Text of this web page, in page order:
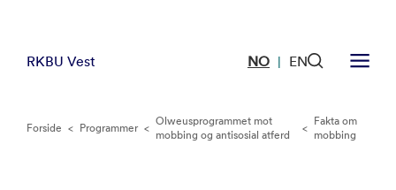
RKBU Vest NO | EN
Forside < Programmer < Olweusprogrammet mot
mobbing og antisosial atferd
< Fakta om
mobbing